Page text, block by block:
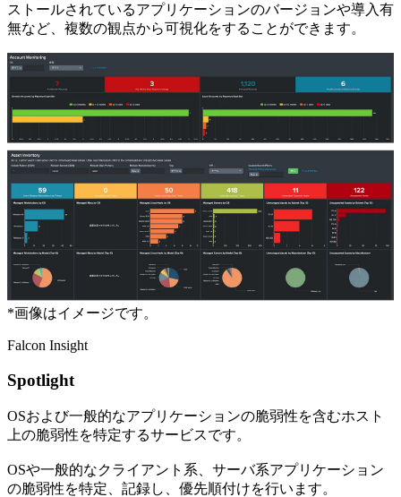
ストールされているアプリケーションのバージョンや導入有
無など、複数の観点から可視化をすることができます。
*画像はイメージです。
Falcon Insight
Spotlight
OSおよび⼀般的なアプリケーションの脆弱性を含むホスト
上の脆弱性を特定するサービスです。
OSや一般的なクライアント系、サーバ系アプリケーション
の脆弱性を特定、記録し、優先順付けを行います。